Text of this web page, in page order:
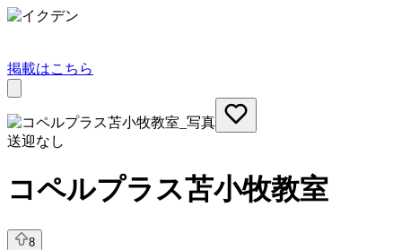
掲載はこちら
送迎なし
コペルプラス苫小牧教室
8